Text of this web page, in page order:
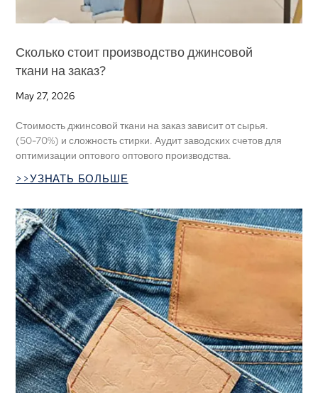
Сколько стоит производство джинсовой
ткани на заказ?
May 27, 2026
Стоимость джинсовой ткани на заказ зависит от сырья.
(50-70%) и сложность стирки. Аудит заводских счетов для
оптимизации оптового оптового производства.
>>УЗНАТЬ БОЛЬШЕ